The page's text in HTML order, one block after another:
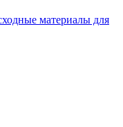
материалы для